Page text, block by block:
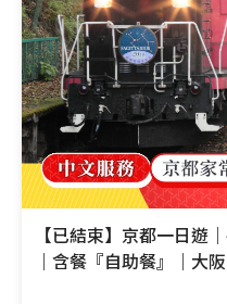
【已結束】京都一日遊
｜含餐『自助餐』｜大